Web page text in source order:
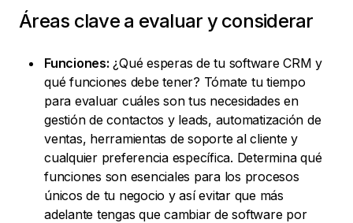
Áreas clave a evaluar y considerar
Funciones: ¿Qué esperas de tu software CRM y
qué funciones debe tener? Tómate tu tiempo
para evaluar cuáles son tus necesidades en
gestión de contactos y leads, automatización de
ventas, herramientas de soporte al cliente y
cualquier preferencia específica. Determina qué
funciones son esenciales para los procesos
únicos de tu negocio y así evitar que más
adelante tengas que cambiar de software por